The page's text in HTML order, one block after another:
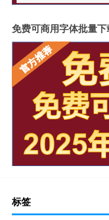
免费可商用字体批量下
标签